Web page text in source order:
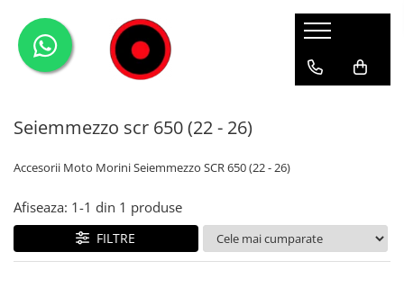
Genti Moto
Laterale
Textil
Chei & butuci
Accesorii
GPS
Proiectoare
Echipamente
Geci
Givi-Bike
Expirience
Seiemmezzo scr 650 (22 - 26)
Accesorii Moto Morini Seiemmezzo SCR 650 (22 - 26)
Afiseaza: 1-1 din 1 produse
FILTRE